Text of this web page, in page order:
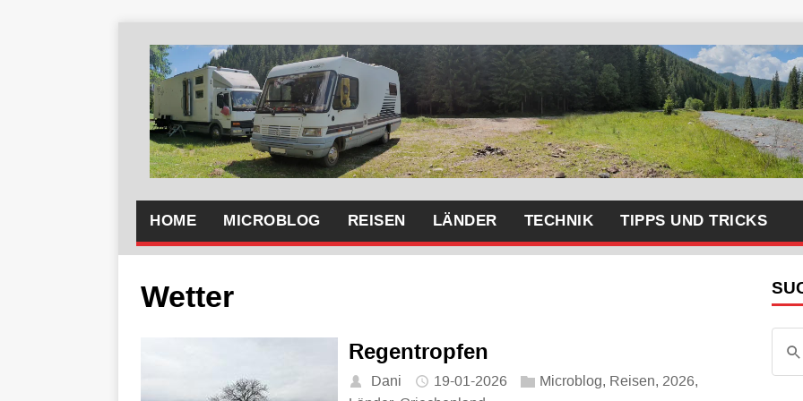
HOME MICROBLOG REISEN LÄNDER TECHNIK TIPPS UND TRICKS
Wetter
Regentropfen
Dani 19-01-2026 Microblog, Reisen, 2026,